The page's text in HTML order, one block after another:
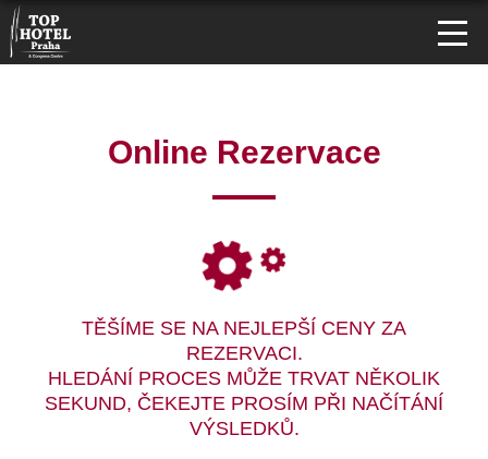
Online Rezervace
TĚŠÍME SE NA NEJLEPŠÍ CENY ZA
REZERVACI.
HLEDÁNÍ PROCES MŮŽE TRVAT NĚKOLIK
SEKUND, ČEKEJTE PROSÍM PŘI NAČÍTÁNÍ
VÝSLEDKŮ.